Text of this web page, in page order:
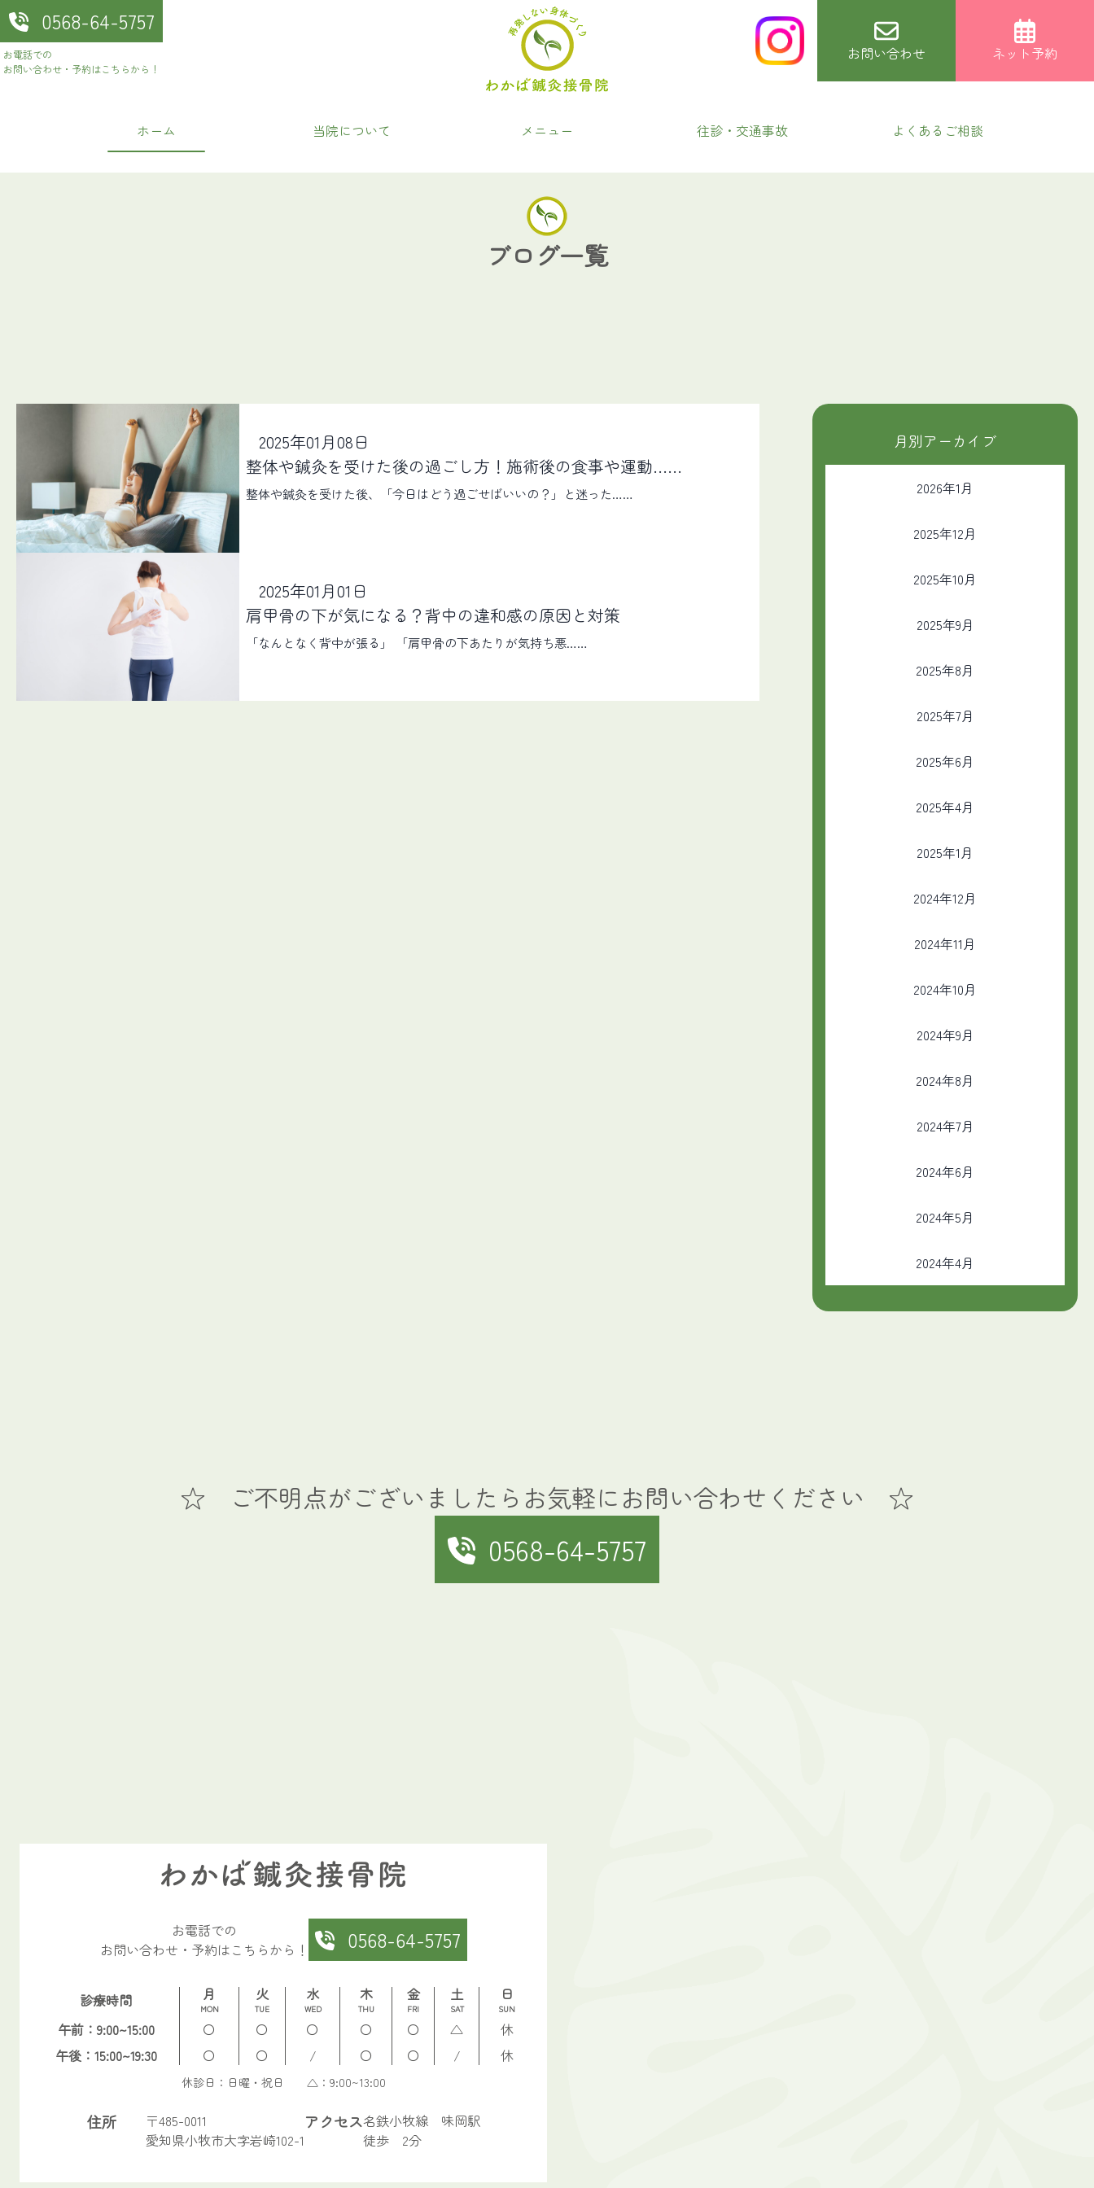
0568-64-5757
お電話での
お問い合わせ・予約はこちらから！
お問い合わせ ネット予約
ホーム 当院について メニュー 往診・交通事故 よくあるご相談
ブログ一覧
2025年01月08日
整体や鍼灸を受けた後の過ごし方！施術後の食事や運動……
整体や鍼灸を受けた後、「今日はどう過ごせばいいの？」と迷った……
2025年01月01日
肩甲骨の下が気になる？背中の違和感の原因と対策
「なんとなく背中が張る」 「肩甲骨の下あたりが気持ち悪……
月別アーカイブ
2026年1月
2025年12月
2025年10月
2025年9月
2025年8月
2025年7月
2025年6月
2025年4月
2025年1月
2024年12月
2024年11月
2024年10月
2024年9月
2024年8月
2024年7月
2024年6月
2024年5月
2024年4月
☆ ご不明点がございましたらお気軽にお問い合わせください ☆
0568-64-5757
お電話での
お問い合わせ・予約はこちらから！
0568-64-5757
診療時間 月
MON
火
TUE
水
WED
木
THU
金
FRI
土
SAT
日
SUN
午前：9:00~15:00 〇 〇 〇 〇 〇 △
休
午後：15:00~19:30
〇 〇 / 〇 〇 / 休
休診日：日曜・祝日 △：9:00~13:00
住所
〒485-0011
愛知県小牧市大字岩崎102-1
アクセス名鉄小牧線 味岡駅
徒歩 2分